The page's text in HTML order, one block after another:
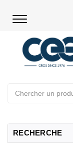
RECHERCHE